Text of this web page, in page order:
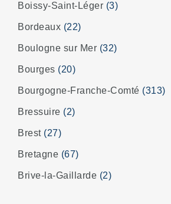
Boissy-Saint-Léger (3)
Bordeaux (22)
Boulogne sur Mer (32)
Bourges (20)
Bourgogne-Franche-Comté (313)
Bressuire (2)
Brest (27)
Bretagne (67)
Brive-la-Gaillarde (2)